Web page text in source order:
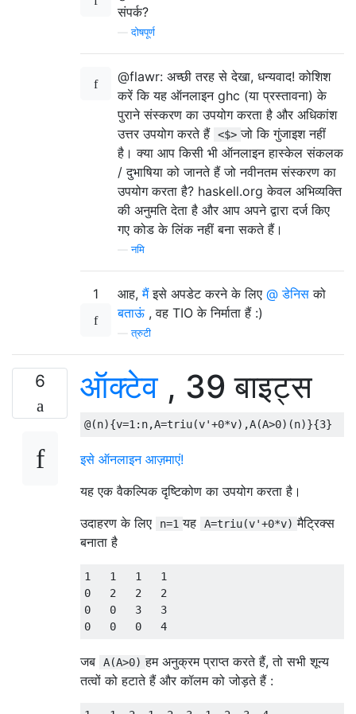
संपर्क?
—दोषपूर्ण
@flawr: अच्छी तरह से देखा, धन्यवाद! कोशिश
करें कि यह ऑनलाइन ghc (या प्रस्तावना) के
पुराने संस्करण का उपयोग करता है और अधिकांश
उत्तर उपयोग करते हैं <$> जो कि गुंजाइश नहीं
है। क्या आप किसी भी ऑनलाइन हास्केल संकलक
/ दुभाषिया को जानते हैं जो नवीनतम संस्करण का
उपयोग करता है? haskell.org केवल अभिव्यक्ति
की अनुमति देता है और आप अपने द्वारा दर्ज किए
गए कोड के लिंक नहीं बना सकते हैं।
—नमि
1 आह,मैंइसे अपडेट करने के लिए @ डेनिस को
बताऊं , वह TIO के निर्माता हैं :)
—त्रुटी
6 ऑक्टेव , 39 बाइट्स
@(n){v=1 : n,A=triu(v'+0*v) ,A(A>0)(n)}{3}
इसे ऑनलाइन आज़माएं!
यह एक वैकल्पिक दृष्टिकोण का उपयोग करता है।
उदाहरण के लिए
n=1 यह A=triu(v'+0*v) मैट्रिक्स
बनाता है
1 1 1
1
0
2 2
2
0
0 3
3
0
0 0 4
जब A(A>0) हम अनुक्रम प्राप्त करते हैं, तो सभी शून्य
तत्वों को हटाते हैं और कॉलम को जोड़ते हैं :